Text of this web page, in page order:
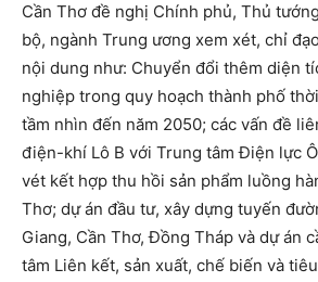
Cần Thơ đề nghị Chính phủ, Thủ
bộ, ngành Trung ương xem xét, chỉ
nội dung như: Chuyển đổi thêm diện
nghiệp trong quy hoạch thành phố
tầm nhìn đến năm 2050; các vấn đề
điện-khí Lô B với Trung tâm Điện lực
vét kết hợp thu hồi sản phẩm luồng
Thơ; dự án đầu tư, xây dựng tuyến
Giang, Cần Thơ, Đồng Tháp và dự án
tâm Liên kết, sản xuất, chế biến và